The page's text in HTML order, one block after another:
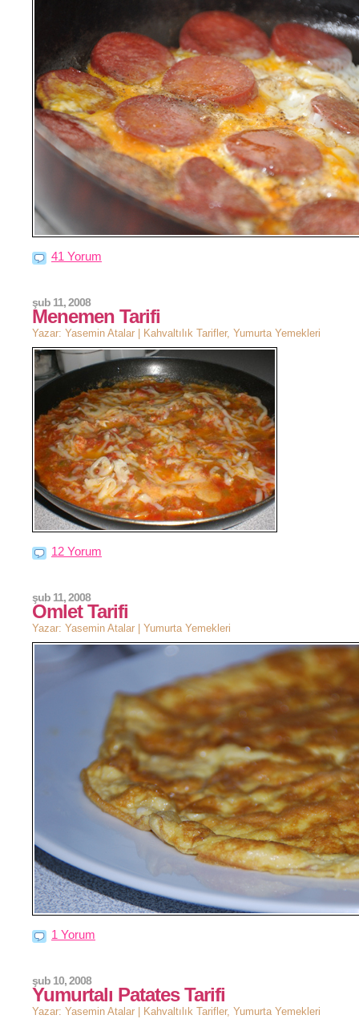
41 Yorum
Menemen Tarifi
şub 11, 2008
Yazar: Yasemin Atalar | Kahvaltılık Tarifler, Yumurta Yemekleri
12 Yorum
Omlet Tarifi
şub 11, 2008
Yazar: Yasemin Atalar | Yumurta Yemekleri
1 Yorum
Yumurtalı Patates Tarifi
şub 10, 2008
Yazar: Yasemin Atalar | Kahvaltılık Tarifler, Yumurta Yemekleri